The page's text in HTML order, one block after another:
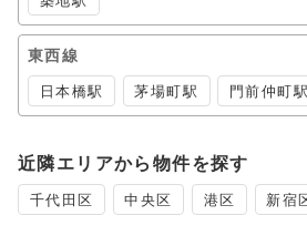
東西線
日本橋駅 茅場町駅 門前仲町駅
近隣エリアから物件を探す
千代田区 中央区 港区 新宿